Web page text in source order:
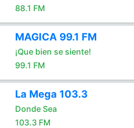
88.1 FM
MAGICA 99.1 FM
¡Que bien se siente!
99.1 FM
La Mega 103.3
Donde Sea
103.3 FM